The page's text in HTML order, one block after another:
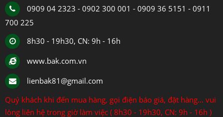
0909 04 2323 - 0902 300 001 - 0909 36 5151 - 0911
700 225
8h30 - 19h30, CN: 9h - 16h
www.bak.com.vn
lienbak81@gmail.com
Quý khách khi đến mua hàng, gọi điện báo giá, đặt hàng... vui
lòng liên hệ trong giờ làm việc ( 8h30 - 19h30, CN: 9h - 16h )